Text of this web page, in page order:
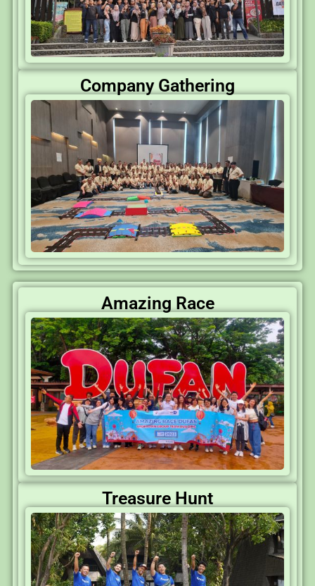
Company Gathering
Amazing Race
Treasure Hunt